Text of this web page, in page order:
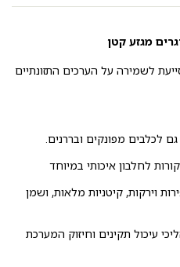
מגזע קטן
לשמירה על הערכים התזונתיים
לכלבים מפונקים ובררנים.
לחלבון איכותי במיוחד
וירקות, קיטניות מלאות, ושמן
עיכול תקינים וחיזוק המערכת